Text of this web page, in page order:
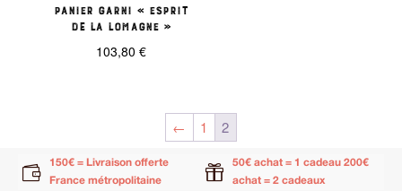
Panier garni « Esprit
de la Lomagne »
103,80 €
← 1 2

150€ = Livraison offerte
France métropolitaine

50€ achat = 1 cadeau 200€
achat = 2 cadeaux